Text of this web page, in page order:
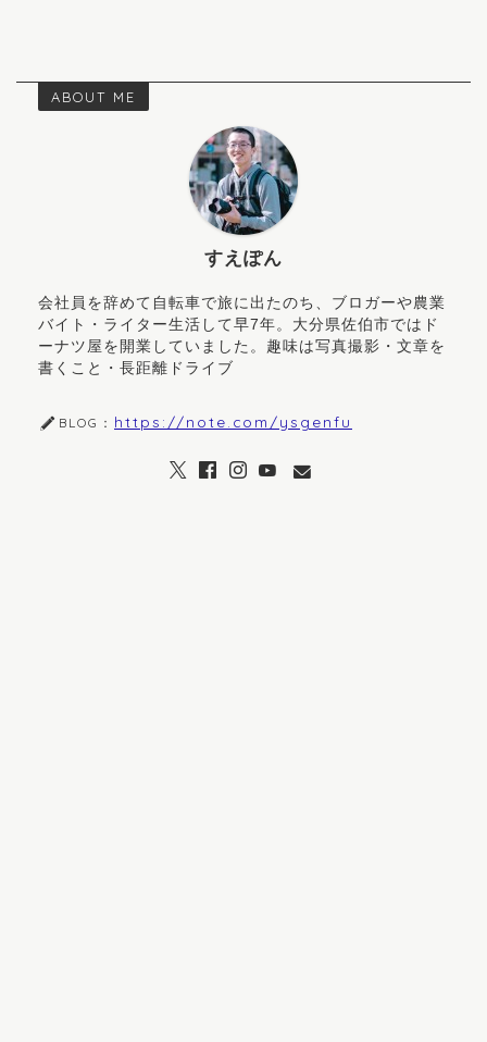
ABOUT ME
すえぽん
会社員を辞めて自転車で旅に出たのち、ブロガーや農業
バイト・ライター生活して早7年。大分県佐伯市ではド
ーナツ屋を開業していました。趣味は写真撮影・文章を
書くこと・長距離ドライブ
BLOG： https://note.com/ysgenfu